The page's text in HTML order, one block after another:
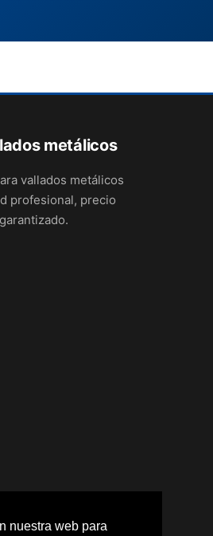
nuestra web para
metálicos
vallados metálicos
profesional, precio